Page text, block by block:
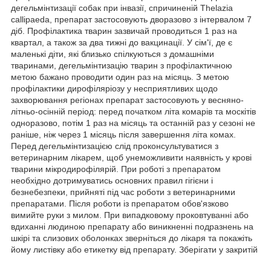
дегельмінтизації собак при інвазії, спричиненій Thelazia
callipaeda, препарат застосовують дворазово з інтервалом 7
діб. Профілактика тварин зазвичай проводиться 1 раз на
квартал, а також за два тижні до вакцинації. У сім'ї, де є
маленькі діти, які близько спілкуються з домашніми
тваринами, дегельмінтизацію тварин з профілактичною
метою бажано проводити один раз на місяць. З метою
профілактики дирофіляріозу у несприятливих щодо
захворювання регіонах препарат застосовують у весняно-
літньо-осінній період: перед початком літа комарів та москітів
одноразово, потім 1 раз на місяць та останній раз у сезоні не
раніше, ніж через 1 місяць після завершення літа комах.
Перед дегельмінтизацією слід проконсультуватися з
ветеринарним лікарем, щоб унеможливити наявність у крові
тварини мікродирофілярій. При роботі з препаратом
необхідно дотримуватись основних правил гігієни і
безнебезпеки, прийняті під час роботи з ветеринарними
препаратами. Після роботи із препаратом обов'язково
вимийте руки з милом. При випадковому проковтуванні або
вдиханні людиною препарату або виникненні подразнень на
шкірі та слизових оболонках зверніться до лікаря та покажіть
йому листівку або етикетку від препарату. Зберігати у закритій